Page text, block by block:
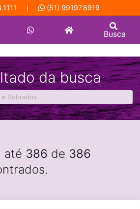
(51) 99197.8919
Busca
da busca
e Sobrados
até 386 de 386